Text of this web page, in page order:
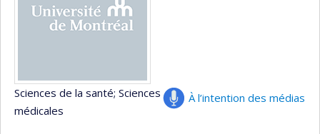
À l’intention des médias
Sciences de la santé; Sciences
médicales